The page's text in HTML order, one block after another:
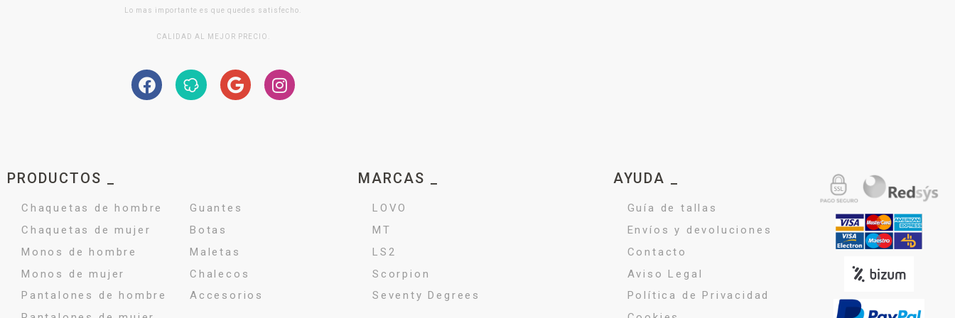
Lo mas importante es que quedes satisfecho.
CALIDAD AL MEJOR PRECIO.
PRODUCTOS _
Chaquetas de hombre
Chaquetas de mujer
Monos de hombre
Monos de mujer
Pantalones de hombre
Guantes
Botas
Maletas
Chalecos
Accesorios
MARCAS _
LOVO
MT
LS2
Scorpion
Seventy Degrees
AYUDA _
Guía de tallas
Envíos y devoluciones
Contacto
Aviso Legal
Política de Privacidad